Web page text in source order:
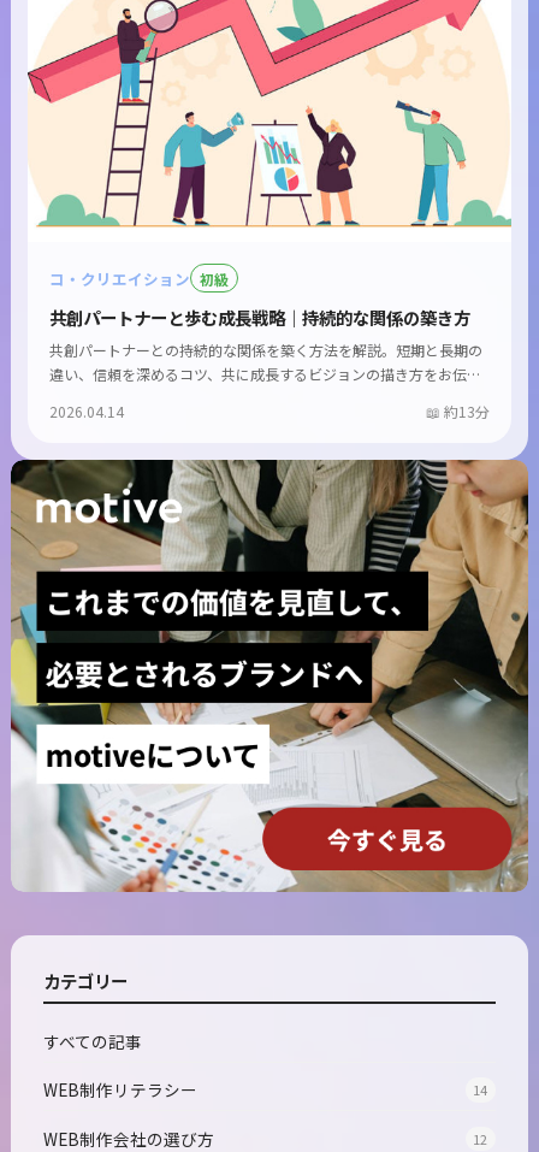
コ・クリエイション 初級
共創パートナーと歩む成長戦略｜持続的な関係の築き方
共創パートナーとの持続的な関係を築く方法を解説。短期と長期の
違い、信頼を深めるコツ、共に成長するビジョンの描き方をお伝
2026.04.14 約13分
カテゴリー
すべての記事
WEB制作リテラシー 14
WEB制作会社の選び方 12